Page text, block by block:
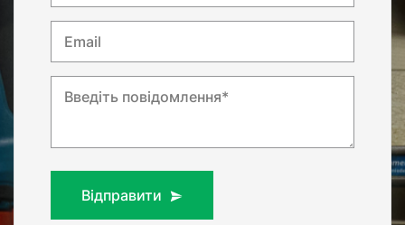
Email
Введіть повідомлення*
Відправити